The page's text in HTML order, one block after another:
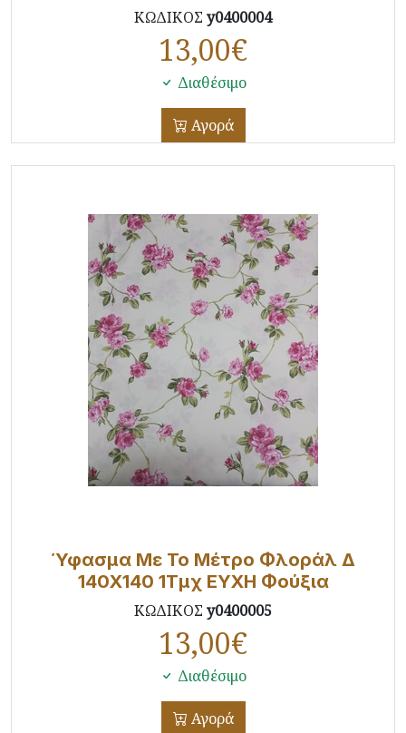
ΚΩΔΙΚΟΣ y0400004
13,00€
Διαθέσιμο
Αγορά
Ύφασμα Με Το Μέτρο Φλοράλ Δ
140X140 1Τμχ ΕΥΧΗ Φούξια
ΚΩΔΙΚΟΣ y0400005
13,00€
Διαθέσιμο
Αγορά